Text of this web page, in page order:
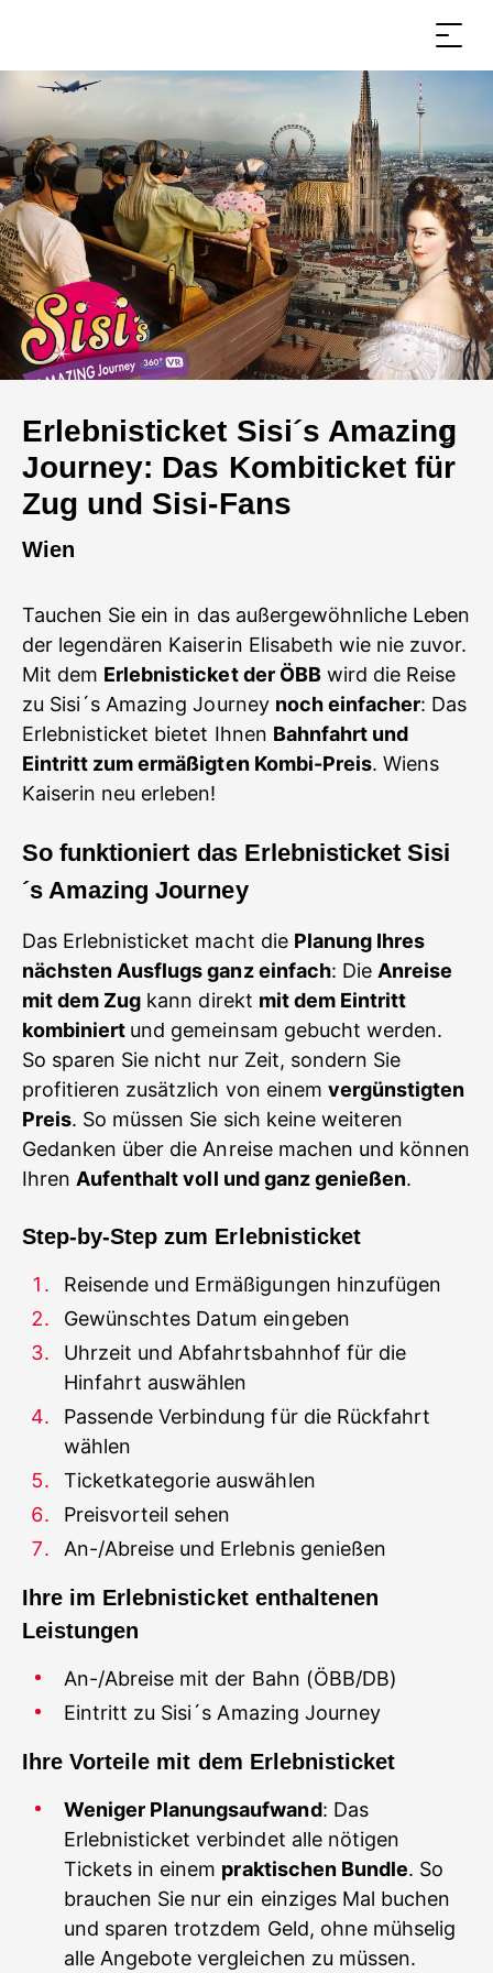
Erlebnisticket Sisi´s Amazing
Journey: Das Kombiticket für
Zug und Sisi-Fans
Wien
Tauchen Sie ein in das außergewöhnliche Leben
der legendären Kaiserin Elisabeth wie nie zuvor.
Mit dem Erlebnisticket der ÖBBwird die Reise
zu Sisi´s Amazing Journey noch einfacher: Das
Erlebnisticket bietet Ihnen Bahnfahrt und
Eintritt zum ermäßigten Kombi-Preis. Wiens
Kaiserin neu erleben!
Sofunktioniert das Erlebnisticket Sisi
´s Amazing Journey
Das Erlebnisticket macht die Planung Ihres
nächsten Ausflugs ganz einfach: Die Anreise
mit dem Zug kann direkt mit dem Eintritt
kombiniert und gemeinsam gebucht werden.
So sparen Sie nicht nur Zeit, sondern Sie
profitieren zusätzlich von einem vergünstigten
Preis. So müssen Sie sich keine weiteren
Gedanken über die Anreise machen und können
Ihren Aufenthalt voll und ganz genießen.
Step-by-Step zum Erlebnisticket
Reisende und Ermäßigungen hinzufügen
Gewünschtes Datum eingeben
Uhrzeit und Abfahrtsbahnhof für die
Hinfahrt auswählen
Passende Verbindung für die Rückfahrt
wählen
Ticketkategorie auswählen
Preisvorteil sehen
An-/Abreise und Erlebnis genießen
Ihre im Erlebnisticket enthaltenen
Leistungen
An-/Abreise mit der Bahn (ÖBB/DB)
Eintritt zu Sisi´s Amazing Journey
Ihre Vorteile mit dem Erlebnisticket
Weniger Planungsaufwand: Das
Erlebnisticket verbindet alle nötigen
Tickets in einem praktischen Bundle. So
brauchen Sie nur ein einziges Mal buchen
und sparen trotzdem Geld, ohne mühselig
alle Angebote vergleichen zu müssen.